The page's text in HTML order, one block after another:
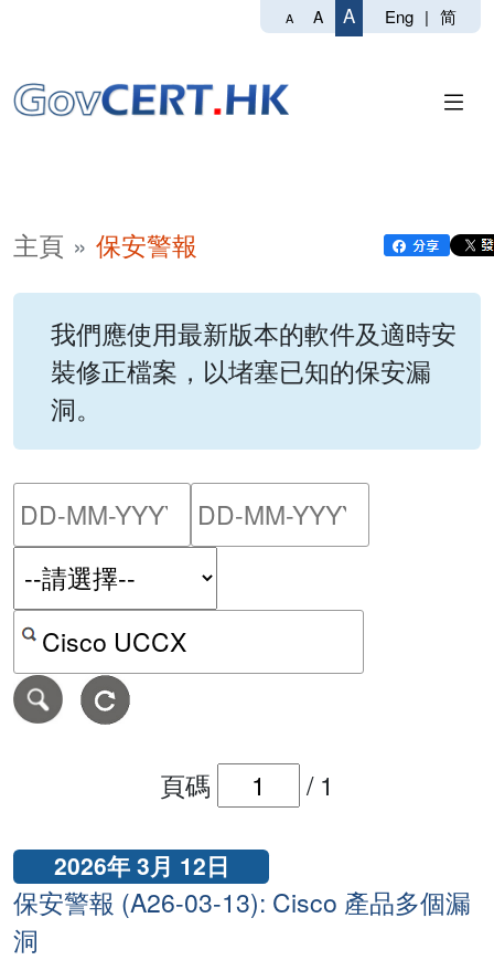
A A A Eng | 简
主頁 保安警報
我們應使用最新版本的軟件及適時安
裝修正檔案，以堵塞已知的保安漏
洞。
請輸入搜尋日期範圍的開
按關鍵字或 CVE ID 搜尋保安警報
頁碼 / 1
2026年 3月 12日
保安警報 (A26-03-13): Cisco 產品多個漏
洞